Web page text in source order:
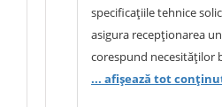
Autoritatea
specificațiile publicate
necesitățile instituției,
identificarea produselor
linoleum), cu
vrac și a
fișelor tehnice/
conformității.
specificațiile tehnice
asigura recepționarea
corespund necesităților
Autoritatea contractantă
... afișează tot